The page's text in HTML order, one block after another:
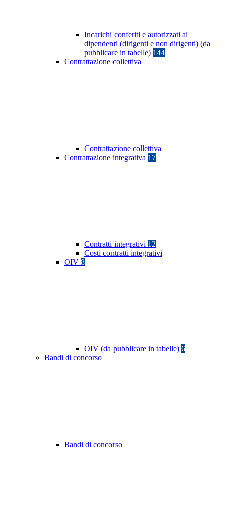
Incarichi conferiti e autorizzati ai
dipendenti (dirigenti e non dirigenti) (da
pubblicare in tabelle) 144
Contrattazione collettiva
Contrattazione collettiva
Contrattazione integrativa 17
Contratti integrativi 12
Costi contratti integrativi
OIV 8
OIV (da pubblicare in tabelle) 6
Bandi di concorso
Bandi di concorso